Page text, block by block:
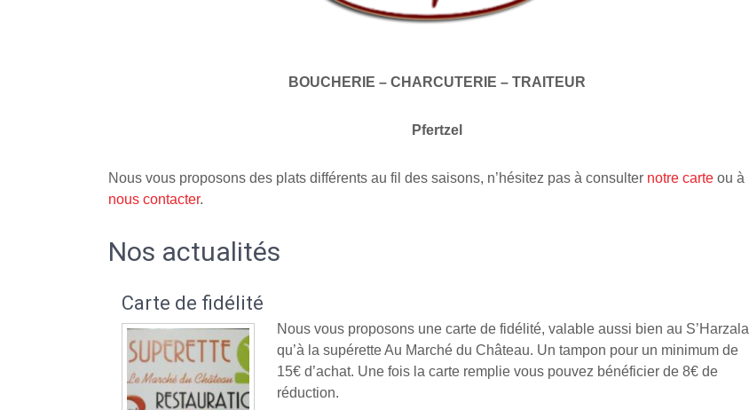
BOUCHERIE – CHARCUTERIE – TRAITEUR
Pfertzel
Nous vous proposons des plats différents au fil des saisons, n’hésitez pas à consulter notre carte ou à
nous contacter.
Nos actualités
Carte de fidélité
Nous vous proposons une carte de fidélité, valable aussi bien au S’Harzala
qu’à la supérette Au Marché du Château. Un tampon pour un minimum de
15€ d’achat. Une fois la carte remplie vous pouvez bénéficier de 8€ de
réduction.